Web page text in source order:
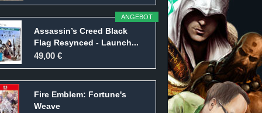
ANGEBOT
Assassin’s Creed Black
Flag Resynced - Launch...
49,00 €
Fire Emblem: Fortune's
Weave